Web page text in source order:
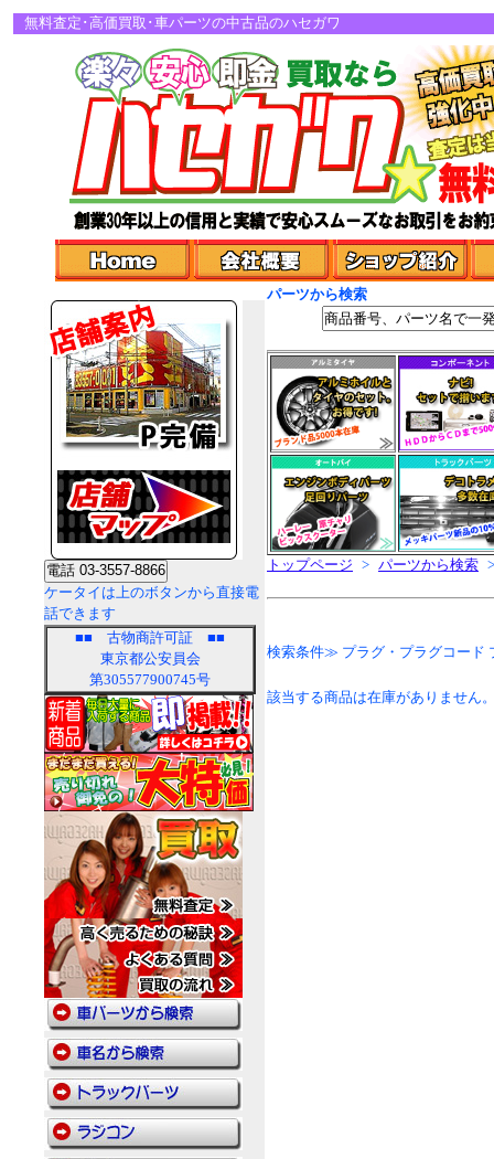
無料査定･高価買取･車パーツの中古品のハセガワ
ケータイは上のボタンから直接電
話できます
■■ 古物商許可証 ■■
東京都公安員会
第305577900745号
パーツから検索
トップページ > パーツから検索 >
検索条件≫ プラグ・プラグコード
該当する商品は在庫がありません